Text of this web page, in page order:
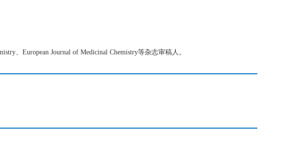
、European Journal of Medicinal Chemistry等杂志审稿人。